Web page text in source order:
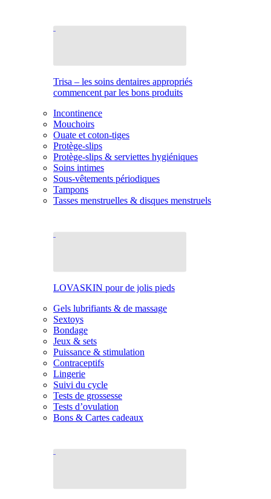
Trisa – les soins dentaires appropriés
commencent par les bons produits
Incontinence
Mouchoirs
Ouate et coton-tiges
Protège-slips
Protège-slips & serviettes hygiéniques
Soins intimes
Sous-vêtements périodiques
Tampons
Tasses menstruelles & disques menstruels
LOVASKIN pour de jolis pieds
Gels lubrifiants & de massage
Sextoys
Bondage
Jeux & sets
Puissance & stimulation
Contraceptifs
Lingerie
Suivi du cycle
Tests de grossesse
Tests d’ovulation
Bons & Cartes cadeaux